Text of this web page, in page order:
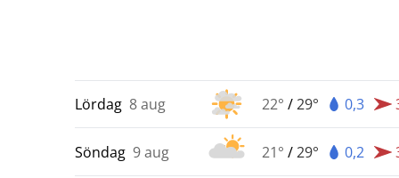
Lördag 8 aug 22° /29° 0,3
Söndag 9 aug 21° /29° 0,2